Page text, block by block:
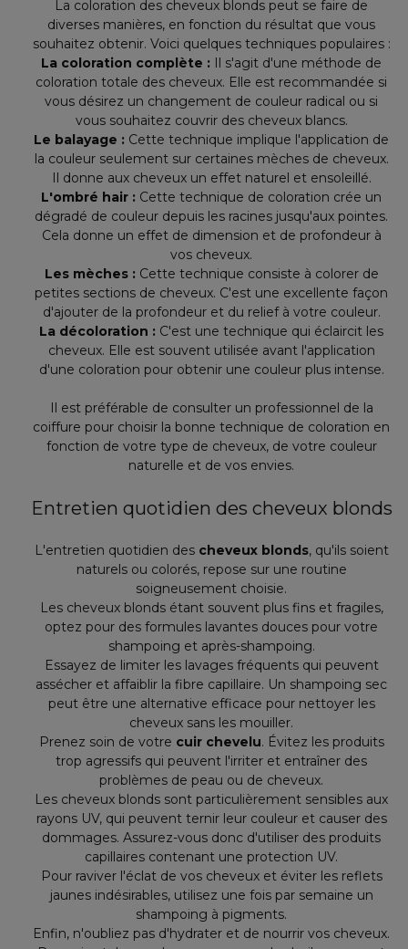
La coloration des cheveux blonds peut se faire de
diverses manières, en fonction du résultat que vous
souhaitez obtenir. Voici quelques techniques populaires :
La coloration complète : Il s'agit d'une méthode de
coloration totale des cheveux. Elle est recommandée si
vous désirez un changement de couleur radical ou si
vous souhaitez couvrir des cheveux blancs.
Le balayage : Cette technique implique l'application de
la couleur seulement sur certaines mèches de cheveux.
Il donne aux cheveux un effet naturel et ensoleillé.
L'ombré hair : Cette technique de coloration crée un
dégradé de couleur depuis les racines jusqu'aux pointes.
Cela donne un effet de dimension et de profondeur à
vos cheveux.
Les mèches : Cette technique consiste à colorer de
petites sections de cheveux. C'est une excellente façon
d'ajouter de la profondeur et du relief à votre couleur.
La décoloration : C'est une technique qui éclaircit les
cheveux. Elle est souvent utilisée avant l'application
d'une coloration pour obtenir une couleur plus intense.
Il est préférable de consulter un professionnel de la
coiffure pour choisir la bonne technique de coloration en
fonction de votre type de cheveux, de votre couleur
naturelle et de vos envies.
Entretien quotidien des cheveux blonds
L'entretien quotidien des cheveux blonds, qu'ils soient
naturels ou colorés, repose sur une routine
soigneusement choisie.
Les cheveux blonds étant souvent plus fins et fragiles,
optez pour des formules lavantes douces pour votre
shampoing et après-shampoing.
Essayez de limiter les lavages fréquents qui peuvent
assécher et affaiblir la fibre capillaire. Un shampoing sec
peut être une alternative efficace pour nettoyer les
cheveux sans les mouiller.
Prenez soin de votre cuir chevelu. Évitez les produits
trop agressifs qui peuvent l'irriter et entraîner des
problèmes de peau ou de cheveux.
Les cheveux blonds sont particulièrement sensibles aux
rayons UV, qui peuvent ternir leur couleur et causer des
dommages. Assurez-vous donc d'utiliser des produits
capillaires contenant une protection UV.
Pour raviver l'éclat de vos cheveux et éviter les reflets
jaunes indésirables, utilisez une fois par semaine un
shampoing à pigments.
Enfin, n'oubliez pas d'hydrater et de nourrir vos cheveux.